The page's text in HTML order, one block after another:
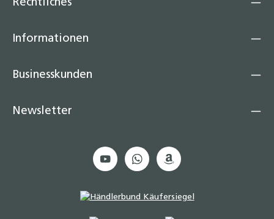
Rechtliches
Informationen
Businesskunden
Newsletter